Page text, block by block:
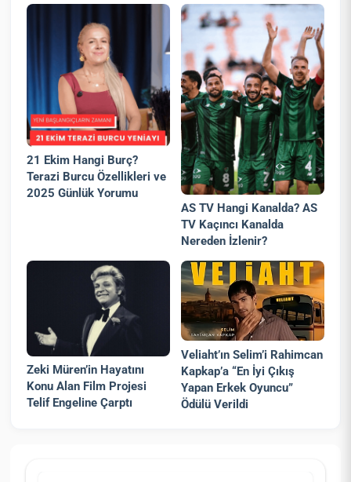
21 Ekim Hangi Burç?
Terazi Burcu Özellikleri ve
2025 Günlük Yorumu
AS TV Hangi Kanalda? AS
TV Kaçıncı Kanalda
Nereden İzlenir?
Zeki Müren’in Hayatını
Konu Alan Film Projesi
Telif Engeline Çarptı
Veliaht’ın Selim’i Rahimcan
Kapkap’a “En İyi Çıkış
Yapan Erkek Oyuncu”
Ödülü Verildi